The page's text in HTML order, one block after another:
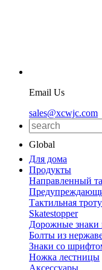
Email Us
sales@xcwjc.com
Global
Для дома
Продукты
Направленный
Тактильная
Skatestopper
Дорожные
Болты из
Знаки со
Ножка лестницы
Аксессуары